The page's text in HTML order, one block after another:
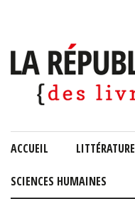
ACCUEIL LITTÉRATURE
SCIENCES HUMAINES